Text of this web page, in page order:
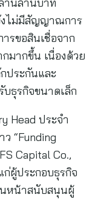
งไม่มีสัญญาณการ
รขอสินเชื่อจาก
มากขึ้น เนื่องด้วย
ประกันและ
บธุรกิจขนาดเล็ก
Head ประจำ
“Funding
Capital Co.,
ก่ผู้ประกอบธุรกิจ
นหน้าสนับสนุนผู้